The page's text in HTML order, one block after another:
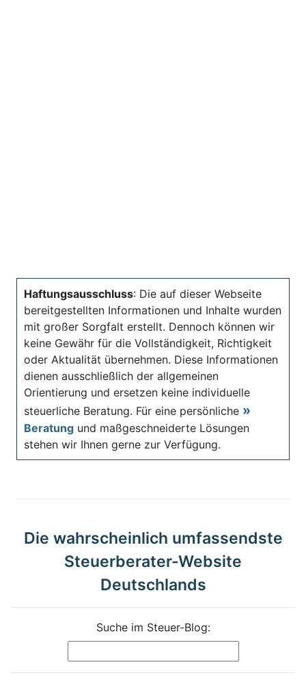
Haftungsausschluss: Die auf dieser Webseite
bereitgestellten Informationen und Inhalte wurden
mit großer Sorgfalt erstellt. Dennoch können wir
keine Gewähr für die Vollständigkeit, Richtigkeit
oder Aktualität übernehmen. Diese Informationen
dienen ausschließlich der allgemeinen
Orientierung und ersetzen keine individuelle
steuerliche Beratung. Für eine persönliche
Beratung und maßgeschneiderte Lösungen
stehen wir Ihnen gerne zur Verfügung.
Die wahrscheinlich umfassendste
Steuerberater-Website
Deutschlands
Suche im Steuer-Blog: